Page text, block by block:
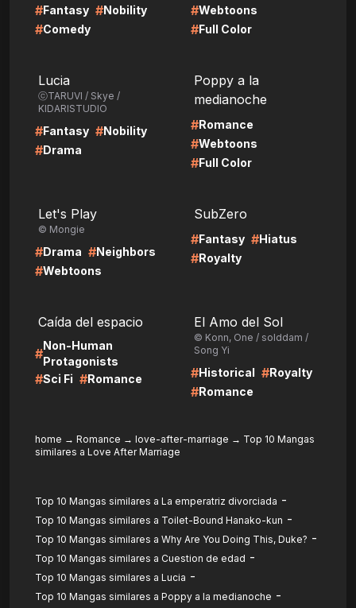
#Fantasy #Nobility
#Comedy
#Webtoons
#Full Color
Lucia
ⓒTARUVI / Skye /
KIDARISTUDIO
#Fantasy #Nobility
#Drama
Poppy a la
medianoche
#Romance
#Webtoons
#Full Color
Let's Play
© Mongie
#Drama #Neighbors
#Webtoons
SubZero
#Fantasy #Hiatus
#Royalty
Caída del espacio
#
Non-Human
Protagonists
#Sci Fi #Romance
El Amo del Sol
© Konn, One / solddam /
Song Yi
#Historical #Royalty
#Romance
home → Romance → love-after-marriage → Top 10 Mangas
similares a Love After Marriage
Top 10 Mangas similares a La emperatriz divorciada -
Top 10 Mangas similares a Toilet-Bound Hanako-kun -
Top 10 Mangas similares a Why Are You Doing This, Duke? -
Top 10 Mangas similares a Cuestion de edad -
Top 10 Mangas similares a Lucia -
Top 10 Mangas similares a Poppy a la medianoche -